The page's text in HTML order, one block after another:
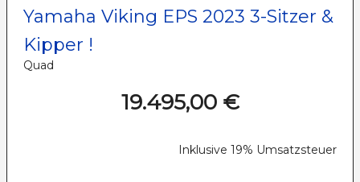
Yamaha Viking EPS 2023 3-Sitzer &
Kipper !
Quad
19.495,00 €
Inklusive 19% Umsatzsteuer